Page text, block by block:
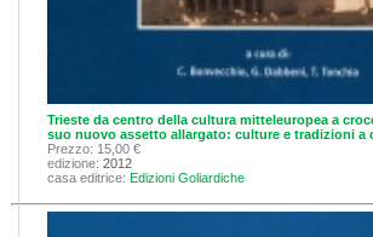
Trieste da centro della cultura mitteleuropea a
suo nuovo assetto allargato: culture e tradizioni a
Prezzo: 15,00 €
edizione: 2012
casa editrice: Edizioni Goliardiche